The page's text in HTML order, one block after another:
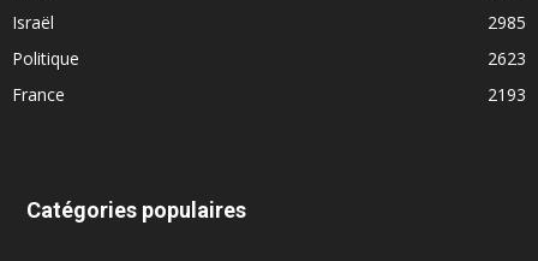
Israël
2985
Politique
2623
France
2193
Catégories populaires